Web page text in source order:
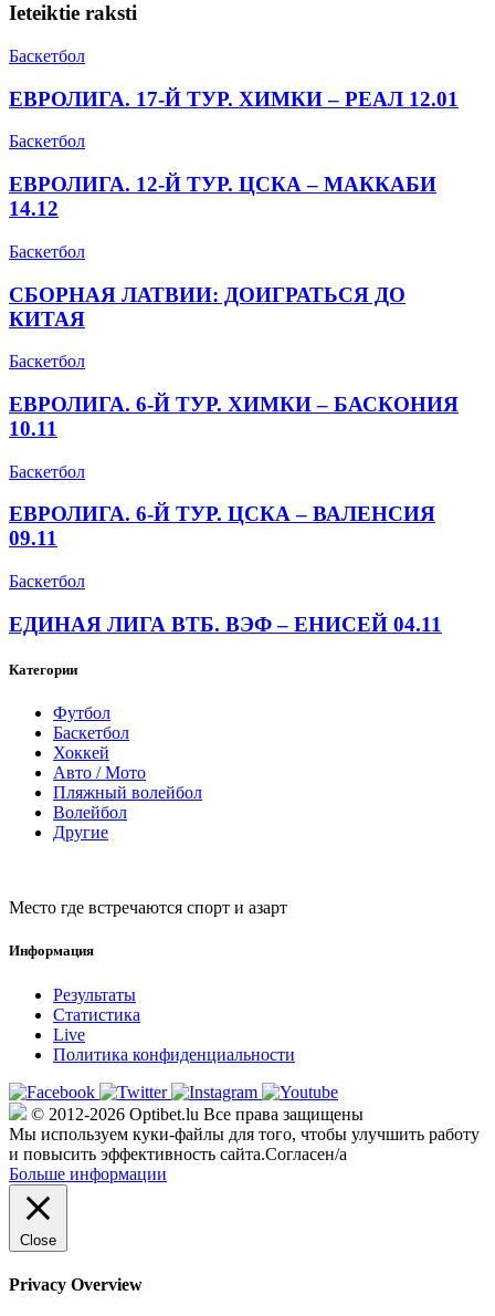
Ieteiktie raksti
Баскетбол
ЕВРОЛИГА. 17-Й ТУР. ХИМКИ – РЕАЛ 12.01
Баскетбол
ЕВРОЛИГА. 12-Й ТУР. ЦСКА – МАККАБИ
14.12
Баскетбол
СБОРНАЯ ЛАТВИИ: ДОИГРАТЬСЯ ДО
КИТАЯ
Баскетбол
ЕВРОЛИГА. 6-Й ТУР. ХИМКИ – БАСКОНИЯ
10.11
Баскетбол
ЕВРОЛИГА. 6-Й ТУР. ЦСКА – ВАЛЕНСИЯ
09.11
Баскетбол
ЕДИНАЯ ЛИГА ВТБ. ВЭФ – ЕНИСЕЙ 04.11
Категории
Футбол
Баскетбол
Хоккей
Авто / Мото
Пляжный волейбол
Волейбол
Другие
Место где встречаются спорт и азарт
Информация
Результаты
Статистика
Live
Политика конфиденциальности
© 2012-2026 Optibet.lu Все права защищены
Мы используем куки-файлы для того, чтобы улучшить работу
и повысить эффективность сайта.Согласен/а
Больше информации
Close
Privacy Overview